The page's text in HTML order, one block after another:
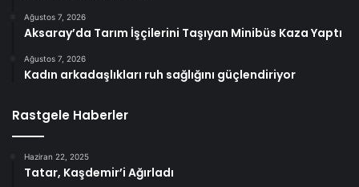
Ağustos 7, 2026
Aksaray’da Tarım İşçilerini Taşıyan Minibüs Kaza Yaptı
Ağustos 7, 2026
Kadın arkadaşlıkları ruh sağlığını güçlendiriyor
Rastgele Haberler
Haziran 22, 2025
Tatar, Kaşdemir’i Ağırladı